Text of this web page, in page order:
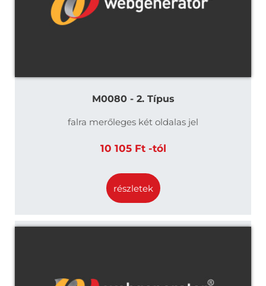
M0080 - 2. Típus
falra merőleges két oldalas jel
10 105 Ft -tól
részletek